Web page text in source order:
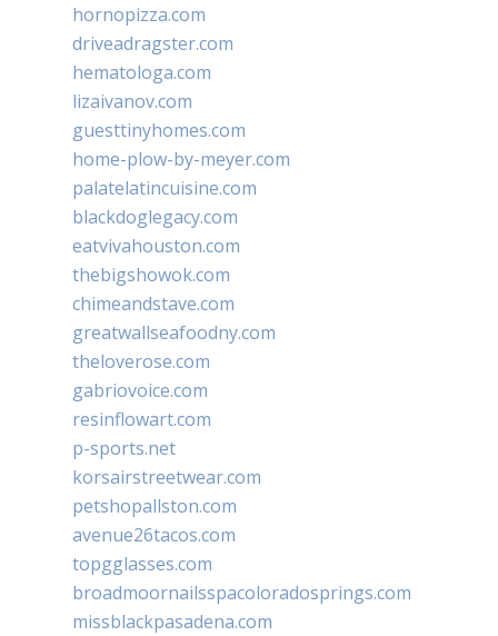
hornopizza.com
driveadragster.com
hematologa.com
lizaivanov.com
guesttinyhomes.com
home-plow-by-meyer.com
palatelatincuisine.com
blackdoglegacy.com
eatvivahouston.com
thebigshowok.com
chimeandstave.com
greatwallseafoodny.com
theloverose.com
gabriovoice.com
resinflowart.com
p-sports.net
korsairstreetwear.com
petshopallston.com
avenue26tacos.com
topgglasses.com
broadmoornailsspacoloradosprings.com
missblackpasadena.com